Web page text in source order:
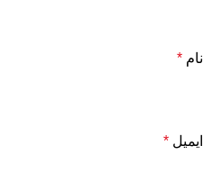
نام *
ایمیل *